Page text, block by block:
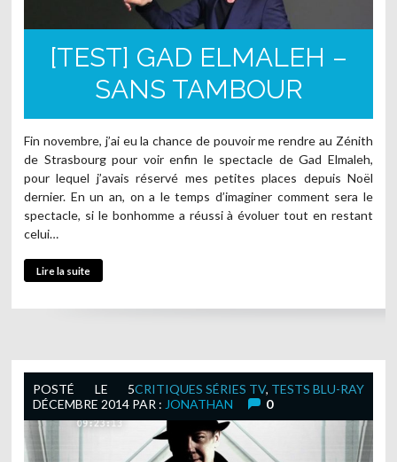
[TEST] GAD ELMALEH –
SANS TAMBOUR
Fin novembre, j’ai eu la chance de pouvoir me rendre au Zénith
de Strasbourg pour voir enfin le spectacle de Gad Elmaleh,
pour lequel j’avais réservé mes petites places depuis Noël
dernier. En un an, on a le temps d’imaginer comment sera le
spectacle, si le bonhomme a réussi à évoluer tout en restant
celui…
Lire la suite
CRITIQUES SÉRIES TV, TESTS BLU-RAY
POSTÉ LE 5
DÉCEMBRE 2014PAR : JONATHAN 0